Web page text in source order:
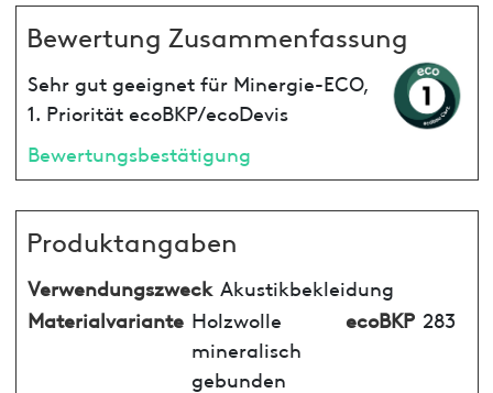
Bewertung Zusammenfassung
Sehr gut geeignet für Minergie-ECO,
1. Priorität ecoBKP/ecoDevis
Bewertungsbestätigung
Produktangaben
Verwendungszweck Akustikbekleidung
Materialvariante Holzwolle
mineralisch
gebunden
ecoBKP 283